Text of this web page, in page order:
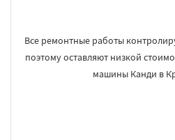
Все ремонтные работы
поэтому оставляют низкой
машины Канди в